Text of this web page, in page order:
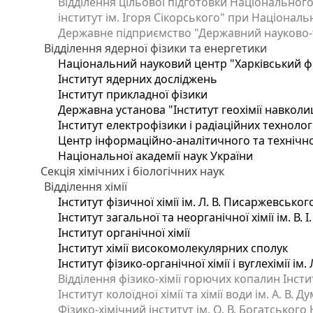
інститут ім. Ігоря Сікорського" при
Державне підприємство "Державний науково-
Відділення ядерної фізики та енергетики
Національний науковий центр "Харківський
Інститут ядерних досліджень
Інститут прикладної фізики
Державна установа "Інститут геохімії
Інститут електрофізики і радіаційних
Центр інформаційно-аналітичного та
Національної академії наук України
Секція хімічних і біологічних наук
Відділення хімії
Інститут фізичної хімії ім. Л. В.
Інститут загальної та неорганічної хімії ім. В.
Інститут органічної хімії
Інститут хімії високомолекулярних сполук
Інститут фізико-органічної хімії і вуглехімії
Відділення фізико-хімії горючих копалин
Інститут колоїдної хімії та хімії води ім. А.
Фізико-хімічний інститут ім. О. В.